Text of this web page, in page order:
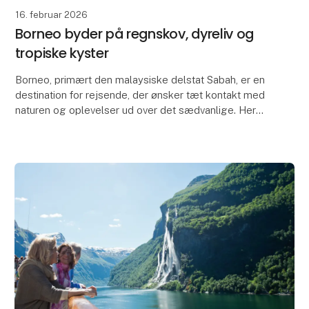
16. februar 2026
Borneo byder på regnskov, dyreliv og
tropiske kyster
Borneo, primært den malaysiske delstat Sabah, er en
destination for rejsende, der ønsker tæt kontakt med
naturen og oplevelser ud over det sædvanlige. Her